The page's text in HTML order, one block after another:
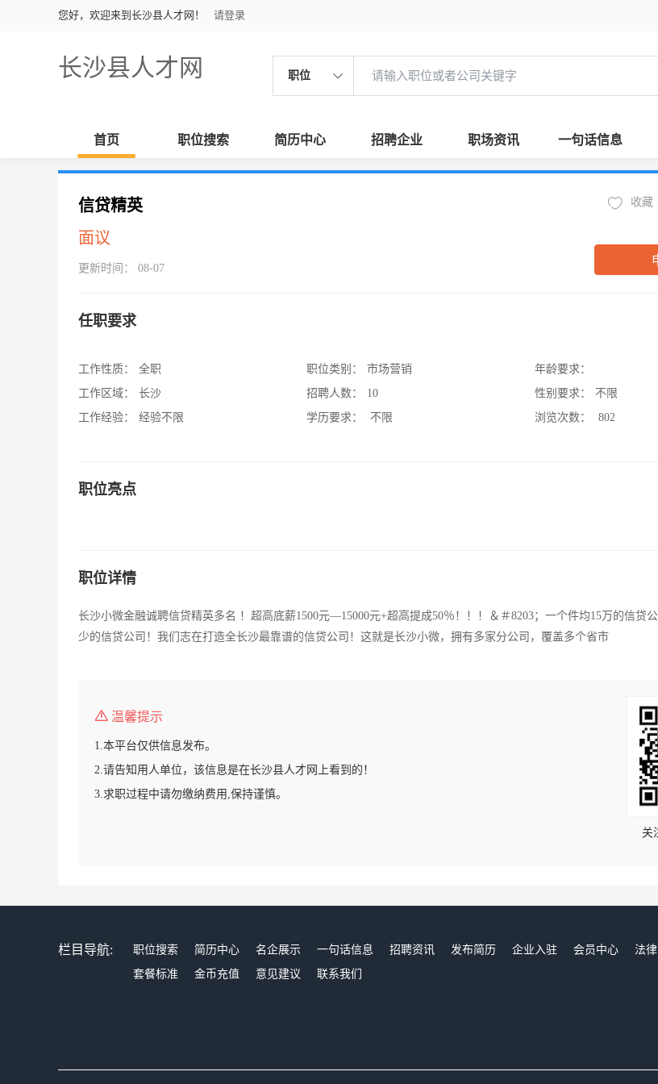
您好，欢迎来到长沙县人才网！ 请登录
长沙县人才网 职位
首页 职位搜索 简历中心 招聘企业 职场资讯 一句话信息
信贷精英
面议
更新时间： 08-07
收藏
任职要求
工作性质：
全职
工作区域：
长沙
工作经验：
经验不限
职位类别：
市场营销
招聘人数：
10
学历要求：
不限
年龄要求：
性别要求：
不限
浏览次数：
802
职位亮点
职位详情
长沙小微金融诚聘信贷精英多名 ！超高底薪1500元—15000元+超高提成50％！！！＆＃8203；一个件均15万的信贷
少的信贷公司！我们志在打造全长沙最靠谱的信贷公司！这就是长沙小微，拥有多家分公司，覆盖多个省市
温馨提示
1.本平台仅供信息发布。
2.请告知用人单位，该信息是在长沙县人才网上看到的！
3.求职过程中请勿缴纳费用,保持谨慎。
关
栏目导航: 职位搜索 简历中心 名企展示 一句话信息 招聘资讯 发布简历 企业入驻 会员中心
法
套餐标准
金币充值 意见建议 联系我们